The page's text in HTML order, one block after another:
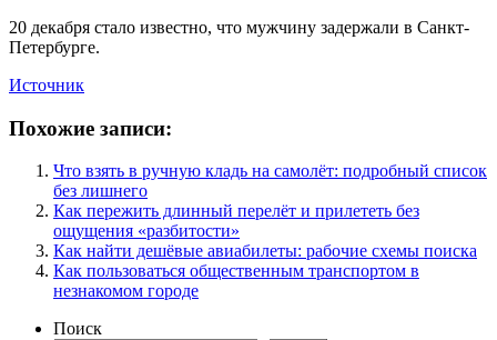
20 декабря стало известно, что мужчину задержали в Санкт-
Петербурге.
Источник
Похожие записи:
Что взять в ручную кладь на самолёт: подробный список
без лишнего
Как пережить длинный перелёт и прилететь без
ощущения «разбитости»
Как найти дешёвые авиабилеты: рабочие схемы поиска
Как пользоваться общественным транспортом в
незнакомом городе
Поиск